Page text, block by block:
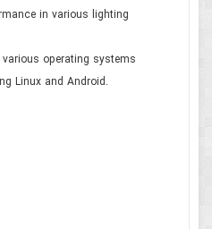
in various lighting
operating systems
Linux and Android.